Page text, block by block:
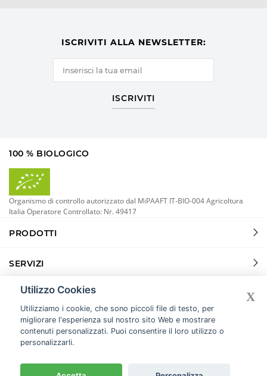
ISCRIVITI ALLA NEWSLETTER:
ISCRIVITI
100 % BIOLOGICO
Organismo di controllo autorizzato dal MiPAAFT IT-BIO-004 Agricoltura
Italia Operatore Controllato: Nr. 49417
PRODOTTI
SERVIZI
INFORMAZIONI
© 2026 COPYRIGHTSALERA.
Utilizzo Cookies
Utilizziamo i cookie, che sono piccoli file di testo, per
migliorare l'esperienza sul nostro sito Web e mostrare
contenuti personalizzati. Puoi consentire il loro utilizzo o
personalizzarli.
X